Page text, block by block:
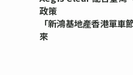
政策
「新鴻基地產香港單車
來